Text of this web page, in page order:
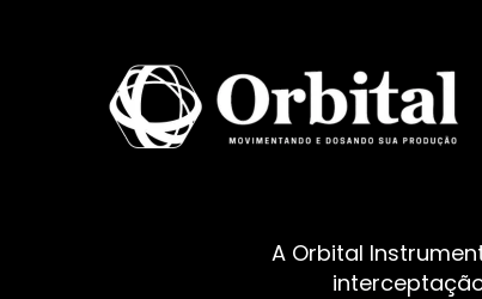
A Orbital